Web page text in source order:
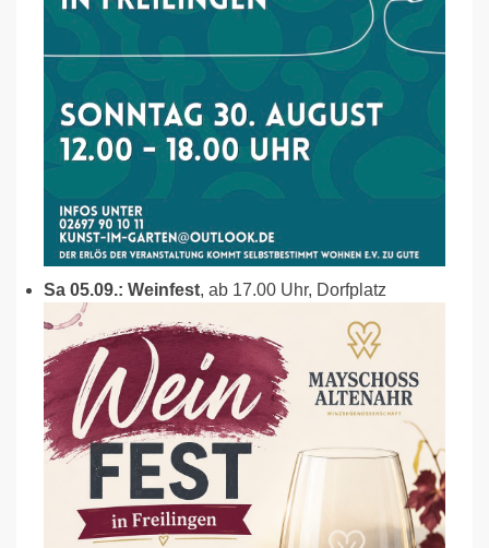
Sa 05.09.: Weinfest, ab 17.00 Uhr, Dorfplatz